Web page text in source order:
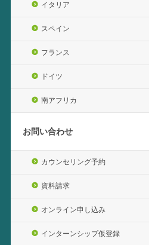
イタリア
スペイン
フランス
ドイツ
南アフリカ
お問い合わせ
カウンセリング予約
資料請求
オンライン申し込み
インターンシップ仮登録